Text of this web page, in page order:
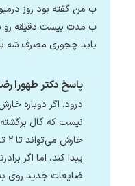
ب من گفته بود روز
ب مدت بیست دقیقه رو
باید چجوری مصرف شه
پاسخ دکتر طهورا
درود. اگر دوباره
نیست که گال
پیدا کند، اما اگر
ضایعات جدید روی